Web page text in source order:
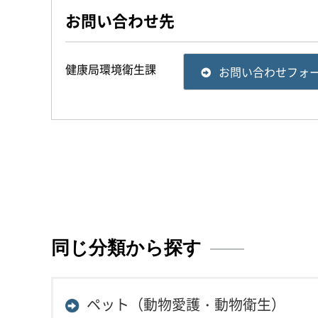
お問い合わせ先
健康局環境衛生課 お問い合わせフォ
同じ分類から探す
ペット（動物愛護・動物衛生）